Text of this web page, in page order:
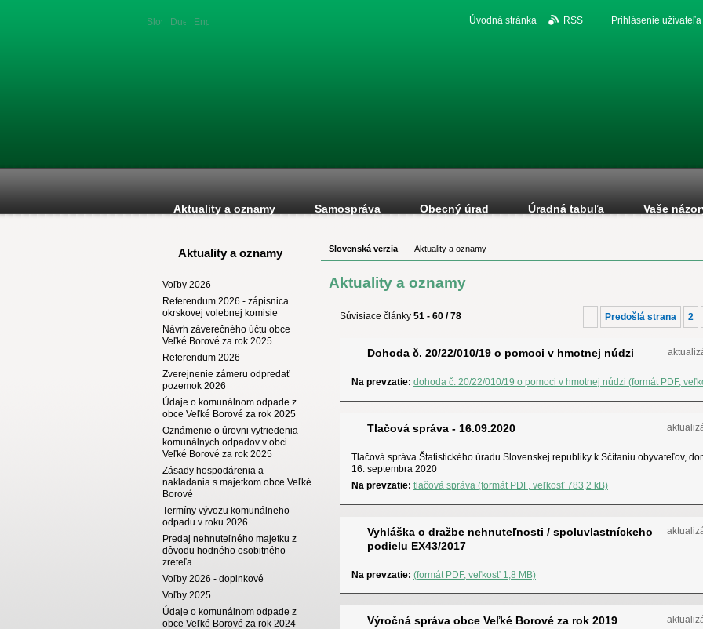
SlovenskáDuetsche
English
Prihlásenie užívateľa
RSS
Úvodná stránka
Aktuality a oznamy Samospráva Obecný úrad Úradná tabuľa Vaše
Aktuality a oznamy
Voľby 2026
Referendum 2026 - zápisnica
okrskovej volebnej komisie
Návrh záverečného účtu obce
Veľké Borové za rok 2025
Referendum 2026
Zverejnenie zámeru odpredať
pozemok 2026
Údaje o komunálnom odpade z
obce Veľké Borové za rok 2025
Oznámenie o úrovni vytriedenia
komunálnych odpadov v obci
Veľké Borové za rok 2025
Zásady hospodárenia a
nakladania s majetkom obce Veľké
Borové
Termíny vývozu komunálneho
odpadu v roku 2026
Predaj nehnuteľného majetku z
dôvodu hodného osobitného
zreteľa
Voľby 2026 - doplnkové
Voľby 2025
Údaje o komunálnom odpade z
obce Veľké Borové za rok 2024
Slovenská verzia Aktuality a oznamy
Aktuality a oznamy
Súvisiace články 51 - 60 / 78 Predošlá strana 2
Dohoda č. 20/22/010/19 o pomoci v hmotnej núdzi
Na prevzatie: dohoda č. 20/22/010/19 o pomoci v hmotnej núdzi (formát PDF,
Tlačová správa - 16.09.2020
Tlačová správa Štatistického úradu Slovenskej republiky k Sčítaniu obyvateľov,
16. septembra 2020
Na prevzatie: tlačová správa (formát PDF, veľkosť 783,2 kB)
Vyhláška o dražbe nehnuteľnosti / spoluvlastníckeho
podielu EX43/2017
Na prevzatie: (formát PDF, veľkosť 1,8 MB)
Výročná správa obce Veľké Borové za rok 2019